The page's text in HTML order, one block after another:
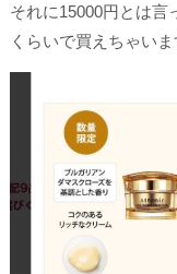
それに15000円とは言
くらいで買えちゃいま